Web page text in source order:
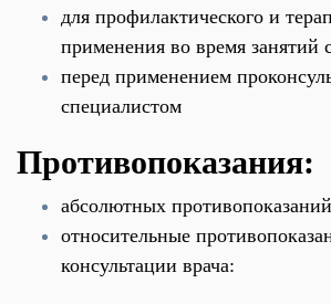
для профилактического и
применения во время занятий
перед применением
специалистом
Противопоказания:
абсолютных
относительные
консультации врача: